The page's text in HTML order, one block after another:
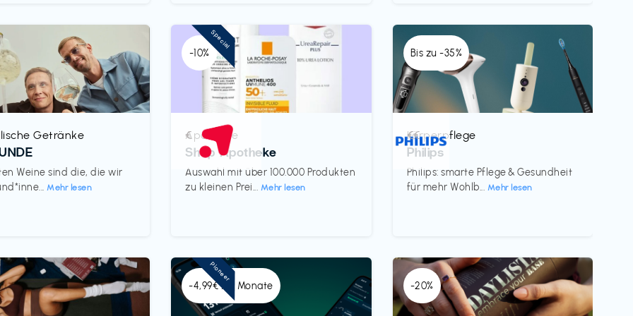
Getränke
Weine sind die, die wir
Mehr lesen
-10%
Apotheke
Shop Apotheke
Auswahl mit über 100.000 Produkten
zu kleinen Prei... Mehr lesen
€‎
Special
Bis zu -35%
Körperpflege
Philips
Philips: smarte Pflege & Gesundheit
für mehr Wohlb... Mehr lesen
€€‎
-4,99€ x 6 Monate
Pioneer
-20%